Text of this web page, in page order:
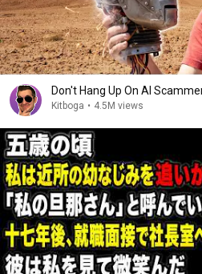
Don't Hang Up On AI
Kitboga • 4.5M views